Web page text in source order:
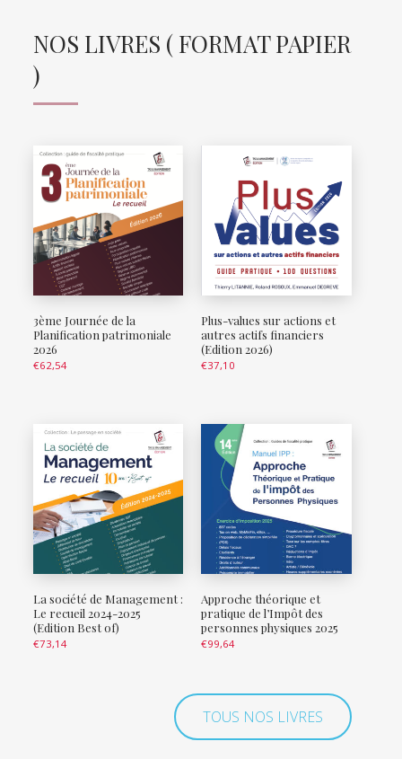
NOS LIVRES ( FORMAT PAPIER
)
3ème Journée de la
Planification patrimoniale
2026
€62,54
Plus-values sur actions et
autres actifs financiers
(Edition 2026)
€37,10
La société de Management :
Le recueil 2024-2025
(Edition Best of)
€73,14
Approche théorique et
pratique de l’Impôt des
personnes physiques 2025
€99,64
TOUS NOS LIVRES